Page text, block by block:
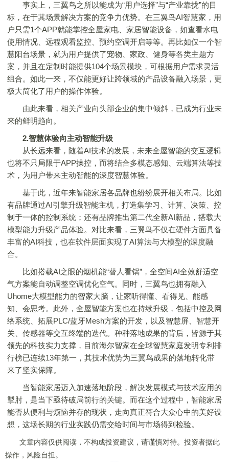
事实上，三翼鸟之所以能成为“用户选择”与“产业靠拢”的目
标，在于其场景解决方案的竞争力优势。在三翼鸟AI智慧家，用
户只需1个APP就能掌控全屋家电、家居智能设备，如查看水电
使用情况、远程观看监控、预约空调开启等等。再比如仅一个智
慧阳台场景，就为用户提供了宠物、家政、健身等各类主题方
案，并且在定制时能提供104个场景模块，可根据用户需求灵活
组合。如此一来，不仅能更好让跨领域的产品设备融入场景，更
极大简化了用户的操作体验。
由此来看，相关产业向头部企业的集中倾斜，已成为行业未
来的鲜明趋向。
2.智慧体验向主动智能升级
从长远来看，随着AI技术的发展，未来全屋智能的交互逻辑
也将不只局限于APP操控，而将结合多模态感知、云端算法等技
术，为用户带来主动智能的深度智慧体验。
基于此，近年来智能家居各品牌也纷纷展开相关布局。比如
有品牌通过AI引擎升级智能主机，打造集学习、计算、决策、控
制于一体的控制系统；还有品牌推出第二代全新AI新品，搭载大
模型能力升级产品体验。对比来看，三翼鸟不仅在硬件方面具备
丰富的AI科技，也在软件层面实现了AI算法与大模型的深度融
合。
比如搭载AI之眼的烟机能“替人看锅”，全空间AI全效舒适空
气方案能自动调整空调优化空气。同时，三翼鸟也拥有融入
Uhome大模型能力的智家大脑，让家听得懂、看得见、能感
知、会思考。此外，全屋智能方案也在持续升级，包括中控及网
络系统、拓展PLC/蓝牙Mesh方案的开发，以及智慧屏、智慧开
关、传感器等交互终端的迭代。种种落地成果的背后，皆源于其
领先的科技实力支撑，目前海尔智家在全球智慧家庭发明专利排
行榜已连续13年第一，其技术优势为三翼鸟成果的落地转化带
来了坚实保障。
当智能家居迈入加速落地阶段，解决发展模式与技术应用的
掣肘，是当下亟待破局前行的关键。而在这个过程中，智能家居
能否从便利与烦恼并存的现状，走向真正符合大众心中的美好设
想，这场长期的行业实践仍需交给时间与市场得到检验。
文章内容仅供阅读，不构成投资建议，请谨慎对待。投资者据此
操作，风险自担。